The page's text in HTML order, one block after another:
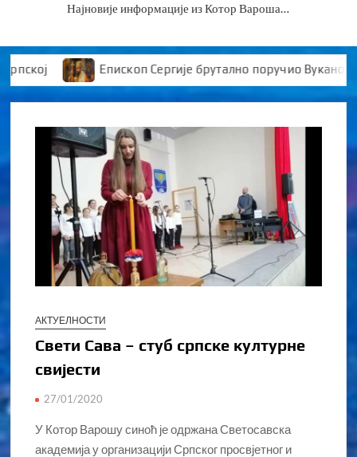
Најновије информације из Котор Вароша…
Епископ Сергије брутално поручио Вукановићу
АКТУЕЛНОСТИ
Свети Сава – стуб српске културне
свијести
27/01/2020
У Котор Варошу синоћ је одржана Светосавска
академија у организацији Српског просвјетног и